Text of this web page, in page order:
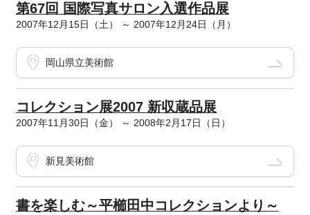
第67回 国際写真サロン入選作品展
2007年12月15日（土） ～ 2007年12月24日（月）
岡山県立美術館
コレクション展2007 新収蔵品展
2007年11月30日（金） ～ 2008年2月17日（日）
新見美術館
書を楽しむ～平櫛田中コレクションより～